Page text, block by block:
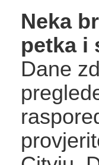
Neka
petka i
Dane